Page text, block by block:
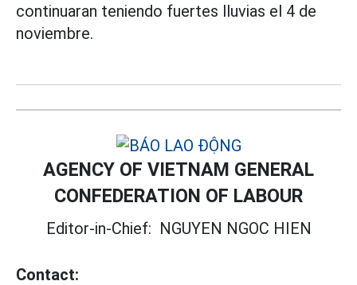
continuaran teniendo fuertes lluvias el 4 de
noviembre.
AGENCY OF VIETNAM GENERAL
CONFEDERATION OF LABOUR
Editor-in-Chief: NGUYEN NGOC HIEN
Contact: